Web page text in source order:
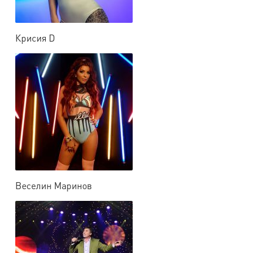
Крисия D
Веселин Маринов